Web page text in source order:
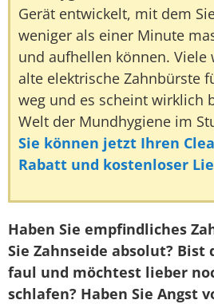
Gerät entwickelt, mit dem
weniger als einer Minute
und aufhellen können.
alte elektrische Zahnbürste
weg und es scheint wirklich
Welt der Mundhygiene im
Sie können jetzt Ihren
Rabatt und kostenloser
Haben Sie empfindliches
Sie Zahnseide absolut? Bist
faul und möchtest lieber
schlafen? Haben Sie Angst